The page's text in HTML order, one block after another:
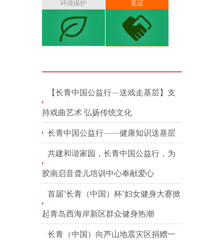
环境保护 见证
【长青中国公益行—送戏走基层】支
持戏曲艺术 弘扬传统文化
长青中国公益行——健康知识送基层
共建和谐家园，长青中国公益行，为
胶南启音聋儿培训中心奉献爱心
首届“长青（中国）杯”妇女健身大赛掀
起青岛西海岸新区群众健身热潮
长青（中国）向芦山地震灾区捐赠一